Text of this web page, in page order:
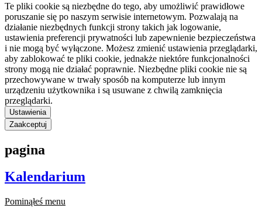
Te pliki cookie są niezbędne do tego, aby umożliwić prawidłowe
poruszanie się po naszym serwisie internetowym. Pozwalają na
działanie niezbędnych funkcji strony takich jak logowanie,
ustawienia preferencji prywatności lub zapewnienie bezpieczeństwa
i nie mogą być wyłączone. Możesz zmienić ustawienia przeglądarki,
aby zablokować te pliki cookie, jednakże niektóre funkcjonalności
strony mogą nie działać poprawnie. Niezbędne pliki cookie nie są
przechowywane w trwały sposób na komputerze lub innym
urządzeniu użytkownika i są usuwane z chwilą zamknięcia
przeglądarki.
Ustawienia
Zaakceptuj
pagina
Kalendarium
Pominąłeś menu